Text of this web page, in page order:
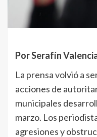
Por Serafín
La prensa volvió a
acciones de
municipales
marzo. Los
agresiones y